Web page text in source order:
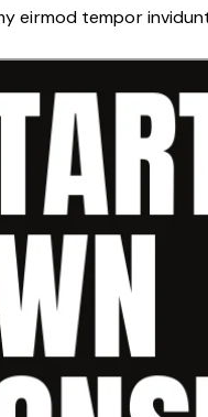
eirmod tempor